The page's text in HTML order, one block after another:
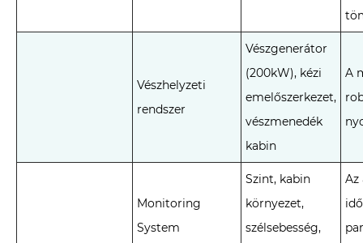
Vészhelyzeti
rendszer
Vészgenerátor
(200kW), kézi
emelőszerkezet,
vészmenedék
kabin
A
Monitoring
System
Szint, kabin
környezet,
szélsebesség,
Az